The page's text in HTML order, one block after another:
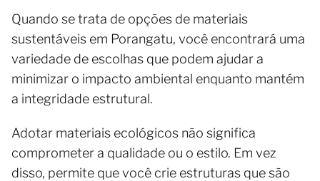
Quando se trata de opções de materiais
sustentáveis em Porangatu, você encontrará uma
variedade de escolhas que podem ajudar a
minimizar o impacto ambiental enquanto mantém
a integridade estrutural.
Adotar materiais ecológicos não significa
comprometer a qualidade ou o estilo. Em vez
disso, permite que você crie estruturas que são